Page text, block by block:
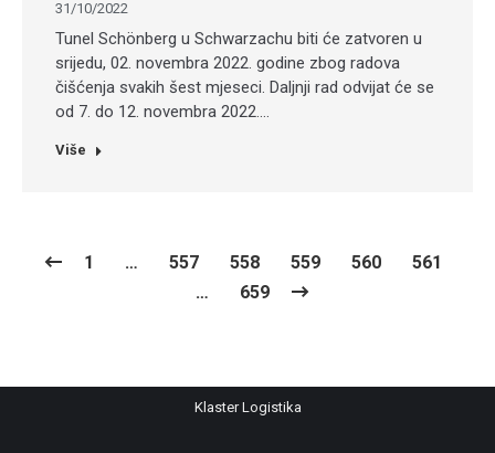
31/10/2022
Tunel Schönberg u Schwarzachu biti će zatvoren u
srijedu, 02. novembra 2022. godine zbog radova
čišćenja svakih šest mjeseci. Daljnji rad odvijat će se
od 7. do 12. novembra 2022.…
Više
1 … 557 558 559 560
561
…
659
Klaster Logistika